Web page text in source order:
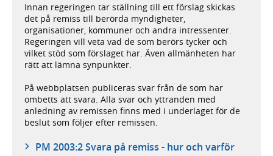
Innan regeringen tar ställning till ett förslag skickas
det på remiss till berörda myndigheter,
organisationer, kommuner och andra intressenter.
Regeringen vill veta vad de som berörs tycker och
vilket stöd som förslaget har. Även allmänheten har
rätt att lämna synpunkter.
På webbplatsen publiceras svar från de som har
ombetts att svara. Alla svar och yttranden med
anledning av remissen finns med i underlaget för de
beslut som följer efter remissen.
PM 2003:2 Svara på remiss - hur och varför